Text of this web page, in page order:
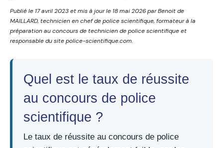
Publié le 17 avril 2023 et mis à jour le 18 mai 2026 par Benoit de
MAILLARD, technicien en chef de police scientifique, formateur à la
préparation au concours de technicien de police scientifique et
responsable du site police-scientifique.com.
Quel est le taux de réussite
au concours de police
scientifique ?
Le taux de réussite au concours de police